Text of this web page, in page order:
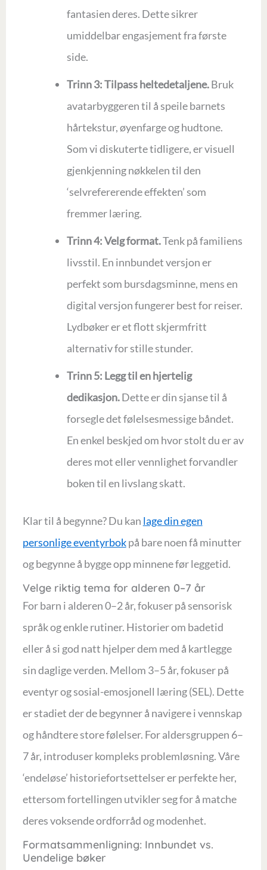
fantasien deres. Dette sikrer
umiddelbar engasjement fra første
side.
Trinn 3: Tilpass heltedetaljene.Bruk
avatarbyggeren til å speile barnets
hårtekstur, øyenfarge og hudtone.
Som vi diskuterte tidligere, er visuell
gjenkjenning nøkkelen til den
‘selvrefererende effekten’ som
fremmer læring.
Trinn 4: Velg format.Tenk på familiens
livsstil. En innbundet versjon er
perfekt som bursdagsminne, mens en
digital versjon fungerer best for reiser.
Lydbøker er et flott skjermfritt
alternativ for stille stunder.
Trinn 5: Legg til en hjertelig
dedikasjon.Dette er din sjanse til å
forsegle det følelsesmessige båndet.
En enkel beskjed om hvor stolt du er av
deres mot eller vennlighet forvandler
boken til en livslang skatt.
Klar til å begynne? Du kan lage din egen
personlige eventyrbokpå bare noen få minutter
og begynne å bygge opp minnene før leggetid.
Velge riktig tema for alderen 0–7 år
For barn i alderen 0–2 år, fokuser på sensorisk
språk og enkle rutiner. Historier om badetid
eller å si god natt hjelper dem med å kartlegge
sin daglige verden. Mellom 3–5 år, fokuser på
eventyr og sosial-emosjonell læring (SEL). Dette
er stadiet der de begynner å navigere i vennskap
og håndtere store følelser. For aldersgruppen 6–
7 år, introduser kompleks problemløsning. Våre
‘endeløse’ historiefortsettelser er perfekte her,
ettersom fortellingen utvikler seg for å matche
deres voksende ordforråd og modenhet.
Formatsammenligning: Innbundet vs.
Uendelige bøker